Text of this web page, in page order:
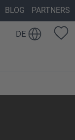
BLOG PARTNERS
DE